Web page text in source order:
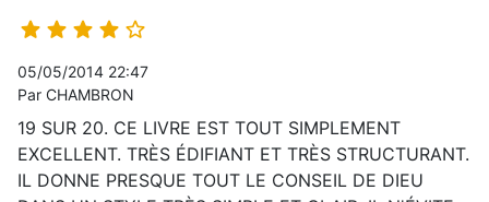
    
05/05/2014 22:47
Par CHAMBRON
19 SUR 20. CE LIVRE EST TOUT SIMPLEMENT
EXCELLENT. TRÈS ÉDIFIANT ET TRÈS STRUCTURANT.
IL DONNE PRESQUE TOUT LE CONSEIL DE DIEU